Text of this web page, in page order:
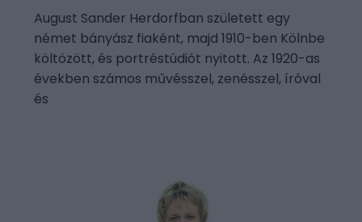
August Sander Herdorfban született egy
német bányász fiaként, majd 1910-ben Kölnbe
költözött, és portréstúdiót nyitott. Az 1920-as
években számos művésszel, zenésszel, íróval
és